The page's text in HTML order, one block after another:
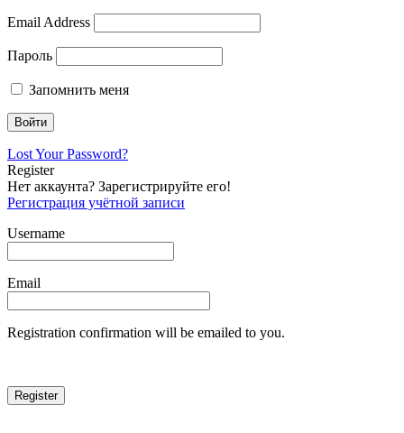
Email Address
Пароль
Запомнить меня
Lost Your Password?
Register
Нет аккаунта? Зарегистрируйте его!
Регистрация учётной записи
Username
Email
Registration confirmation will be emailed to you.